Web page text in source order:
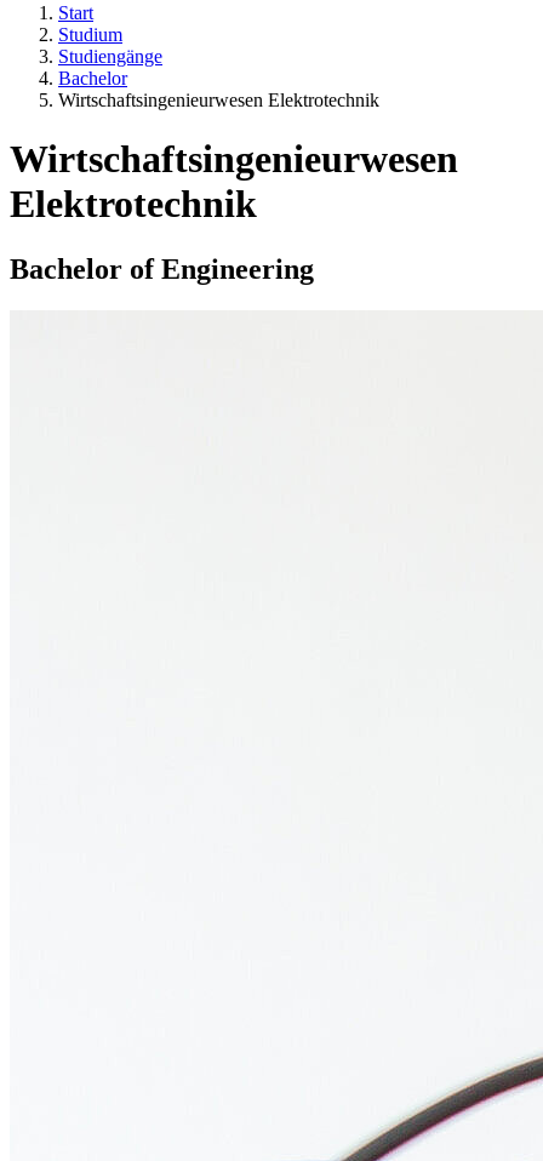
Start
Studium
Studiengänge
Bachelor
Wirtschaftsingenieurwesen Elektrotechnik
Wirtschaftsingenieurwesen
Elektrotechnik
Bachelor of Engineering